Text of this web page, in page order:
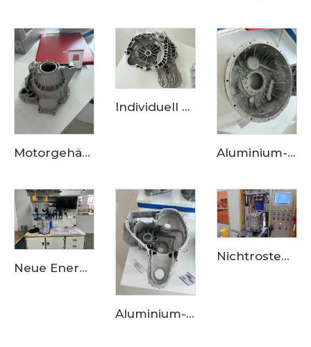
Motorgehäusebaukasten – individuelles Aluminiumlegierungsgußgehäuse mit OEM-Qualität
Individuell gestaltetes Aluminium-Gießgehäuse - Kupplungsgehäuse (Hybrid)
Aluminium-Dieschmiedeprodukte für Automobilgehäuse Übertragungshaus – Maßgeschneiderte Aluminiumlegierungs-Übertragungsgehäuse
Neue Energie Drei-in-Eins-Motorgehäuse — CNC-Fräserprozess + Gießereiprozess aus Aluminiumlegierung
Aluminium-Gießereiprodukte — Getriebegehäuse auf Bestellung
Nichtrostende Metalle - Nach Maß angefertigte CNC-Fräser-Produkte für Elektrofahrzeuge Drei-in-einem Klickgehäuse